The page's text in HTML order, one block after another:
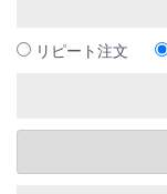
リピート注文